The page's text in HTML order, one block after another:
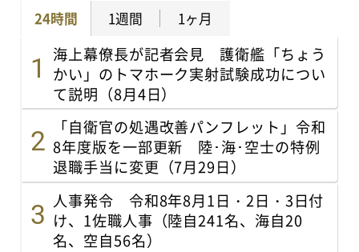
24時間 1週間 1ヶ月
海上幕僚長が記者会見 護衛艦「ちょう
かい」のトマホーク実射試験成功につい
て説明（8月4日）
「自衛官の処遇改善パンフレット」令和
8年度版を一部更新 陸･海･空士の特例
退職手当に変更（7月29日）
人事発令 令和8年8月1日・2日・3日付
け、1佐職人事（陸自241名、海自20
名、空自56名）